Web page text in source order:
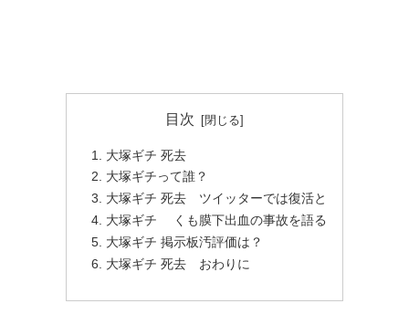
目次
大塚ギチ 死去
大塚ギチって誰？
大塚ギチ 死去 ツイッターでは復活と
大塚ギチ くも膜下出血の事故を語る
大塚ギチ 掲示板汚評価は？
大塚ギチ 死去 おわりに